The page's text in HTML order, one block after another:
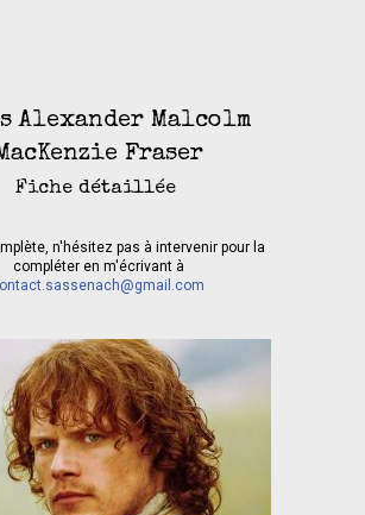
Alexander Malcolm
Fraser
Fiche détaillée
n'hésitez pas à intervenir pour la
compléter en m'écrivant à